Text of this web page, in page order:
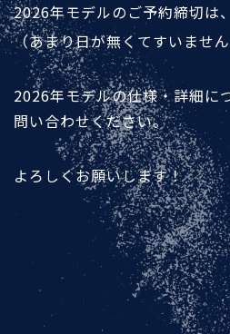
2026年モデルのご予約締切は、
（あまり日が無くてすいません
2026年モデルの仕様・詳細に
問い合わせください。
よろしくお願いします！